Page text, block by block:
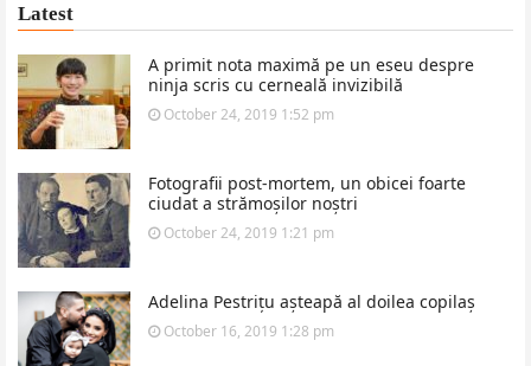
Latest
A primit nota maximă pe un eseu despre
ninja scris cu cerneală invizibilă
October 24, 2019 1:52 pm
Fotografii post-mortem, un obicei foarte
ciudat a strămoșilor noștri
October 24, 2019 1:21 pm
Adelina Pestrițu așteapă al doilea copilaș
October 16, 2019 1:28 pm